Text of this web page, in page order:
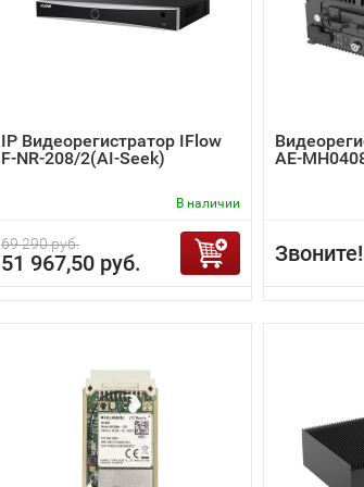
IP Видеорегистратор IFlow
F-NR-208/2(AI-Seek)
В наличии
69 290 руб.
51 967,50 руб.
AE-
Звоните!